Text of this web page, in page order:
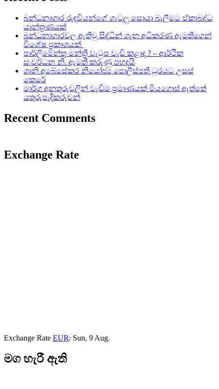
බන්ධනාගාර රුඳවියන්ගේ ගැටලු සොයා බැලීමට ඒකාබද්ධ
යාන්ත්‍රණයක්
බන්ධනාගාරවල ඇතිවු සිද්ධීන් ගැන අධිකරණ ඇමතිගෙන්
විශේෂ ප්‍රකාශයක්
පාර්ලිමේන්තු මන්ත්‍රී වැටුප වැඩි කළාද ? – ආර්ථික
සංවර්ධන නි. ඇමති කරුණු පහදයි
ශානි අබේසේකර නියෝජ්‍ය පොලිස්පති ධුරයට උසස්
කෙරේ
මාර්ග අනතුරුවලින් වැඩිම ප්‍රමාණයක් මියගොස් ඇත්තේ
යතුරුපැදිකරුවන්
Recent Comments
Exchange Rate
Exchange Rate EUR: Sun, 9 Aug.
මග හැරී ඇති